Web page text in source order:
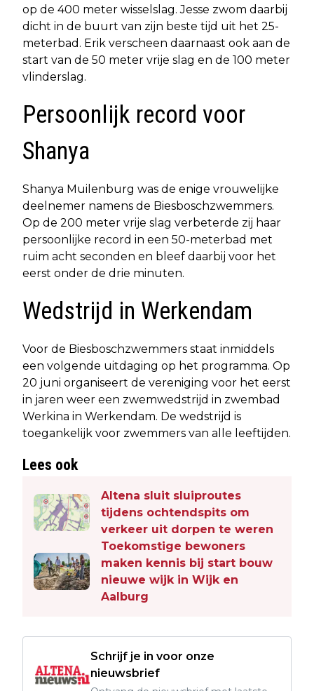
op de 400 meter wisselslag. Jesse zwom daarbij
dicht in de buurt van zijn beste tijd uit het 25-
meterbad. Erik verscheen daarnaast ook aan de
start van de 50 meter vrije slag en de 100 meter
vlinderslag.
Persoonlijk record voor
Shanya
Shanya Muilenburg was de enige vrouwelijke
deelnemer namens de Biesboschzwemmers.
Op de 200 meter vrije slag verbeterde zij haar
persoonlijke record in een 50-meterbad met
ruim acht seconden en bleef daarbij voor het
eerst onder de drie minuten.
Wedstrijd in Werkendam
Voor de Biesboschzwemmers staat inmiddels
een volgende uitdaging op het programma. Op
20 juni organiseert de vereniging voor het eerst
in jaren weer een zwemwedstrijd in zwembad
Werkina in Werkendam. De wedstrijd is
toegankelijk voor zwemmers van alle leeftijden.
Lees ook
Altena sluit sluiproutes
tijdens ochtendspits om
verkeer uit dorpen te weren
Toekomstige bewoners
maken kennis bij start bouw
nieuwe wijk in Wijk en
Aalburg
Schrijf je in voor onze
nieuwsbrief